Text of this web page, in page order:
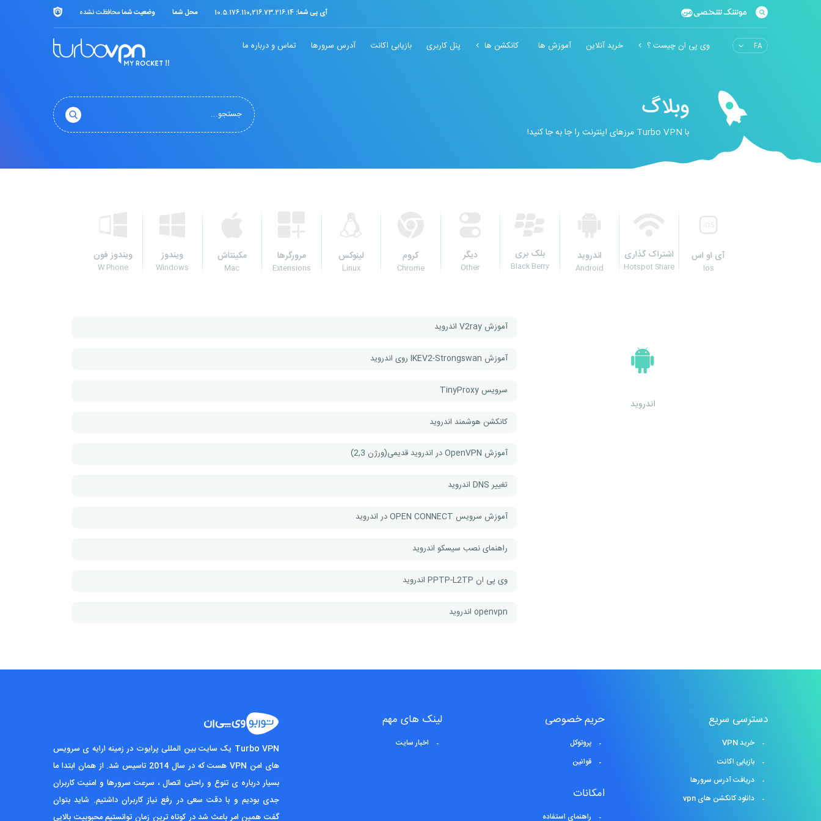
آی پی شما: 10.5.176.110,216.73.216.14 محل شما وضعیت شمامحافظت نشده
وی پی ان چیست ؟ خرید آنلاین آموزش ها کانکشن ها پنل کاربری بازیابی اکانت آدرس سرورها تماس و درباره ما
وبلاگ
با Turbo VPN مرزهای اینترنت را جا به جا کنید!
آی او اس
Ios
اشتراک گذاری
Hotspot Share
اندروید
Android
بلک بری
Black Berry
دیگر
Other
کروم
Chrome
لینوکس
Linux
مرورگرها
Extensions
مکینتاش
Mac
ویندوز
Windows
ویندوز فون
W Phone
اندروید
آموزش V2ray اندروید
آموزش IKEV2-Strongswan روی اندروید
سرویس TinyProxy
کانکشن هوشمند اندروید
آموزش OpenVPN در اندروید قدیمی(ورژن 2,3)
تغییر DNS اندروید
آموزش سرویس OPEN CONNECT در اندروید
راهنمای نصب سیسکو اندروید
وی پی ان PPTP-L2TP اندروید
openvpn اندروید
دسترسی سریع
خرید VPN
بازیابی اکانت
دریافت آدرس سرورها
دانلود کانکشن های vpn
حریم خصوصی
پروتوکل
قوانین
امکانات
راهنمای استفاده
لینک های مهم
اخبار سایت
Turbo VPN یک سایت بین المللی پرایوت در زمینه ارایه ی سرویس
های امن VPN هست که در سال 2014 تاسیس شد. از همان ابتدا ما
بسیار درباره ی تنوع و راحتی اتصال ، سرعت سرورها و امنیت کاربران
جدی بودیم و با دقت سعی در رفع نیاز کاربران داشتیم. شاید بتوان
گفت همین امر باعث شد در کوتاه ترین زمان توانستیم محبوبیت بالایی